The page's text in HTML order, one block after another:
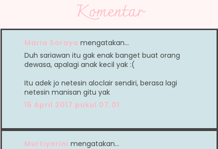
Komentar
Maria Soraya mengatakan…
Duh sariawan itu gak enak banget buat orang
dewasa, apalagi anak kecil yak :(
Itu adek jo netesin aloclair sendiri, berasa lagi
netesin manisan gitu yak
15 April 2017 pukul 07.01
Murtiyarini mengatakan…